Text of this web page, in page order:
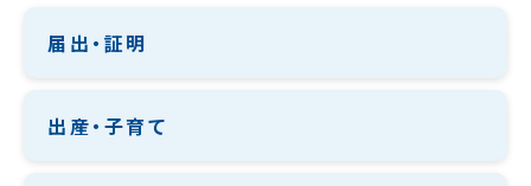
届出・証明
出産・子育て